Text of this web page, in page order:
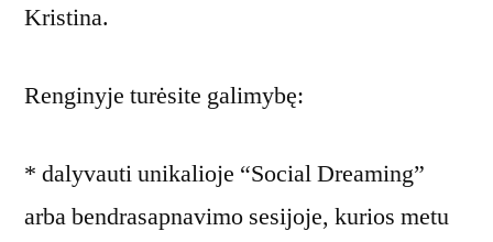
Kristina.
Renginyje turėsite galimybę:
* dalyvauti unikalioje “Social Dreaming”
arba bendrasapnavimo sesijoje, kurios metu